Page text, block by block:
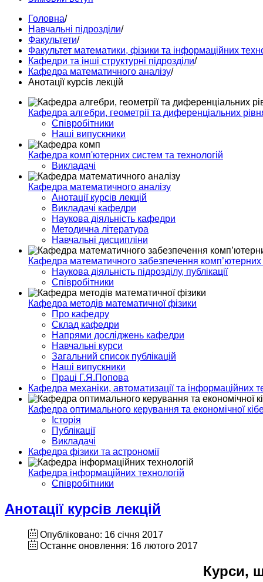
Головна/
Навчальні підрозділи/
Факультети/
Факультет математики, фізики та інформаційних
Кафедри та інші структурні підрозділи/
Кафедра математичного аналізу/
Анотації курсів лекцій
Кафедра алгебри, геометрії та диференціальних
Співробітники
Наші випускники
Кафедра комп'ютерних систем та технологій
Викладачі
Кафедра математичного аналізу
Анотації курсів лекцій
Викладачі кафедри
Наукова діяльність кафедри
Методична література
Навчальні дисципліни
Кафедра математичного забезпечення
Наукова діяльність підрозділу, публікації
Співробітники
Кафедра методів математичної фізики
Про кафедру
Склад кафедри
Напрями досліджень кафедри
Навчальні курси
Загальний список публікацій
Наші випускники
Праці Г.Я.Попова
Кафедра механіки, автоматизації та інформаційних
Кафедра оптимального керування та економічної
Історія
Публікації
Викладачі
Кафедра фізики та астрономії
Кафедра інформаційних технологій
Спiвробiтники
Анотації курсів лекцій
Опубліковано: 16 січня 2017
Останнє оновлення: 16 лютого 2017
Курси,